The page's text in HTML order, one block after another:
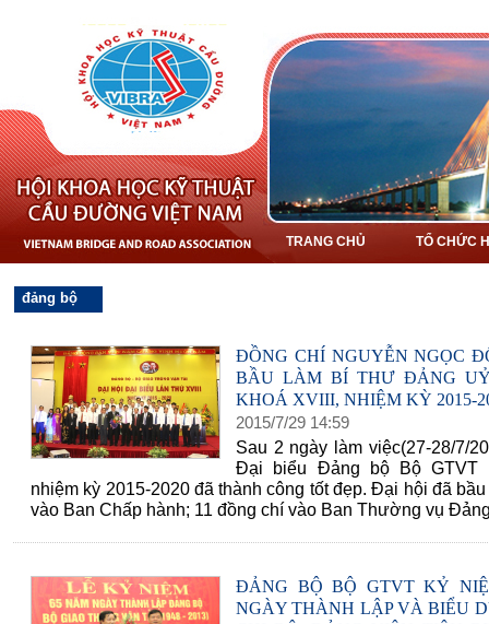
TRANG CHỦ TỔ CHỨC
đảng bộ
ĐỒNG CHÍ NGUYỄN NGỌC
BẦU LÀM BÍ THƯ ĐẢNG
KHOÁ XVIII, NHIỆM KỲ 2015-
2015/7/29 14:59
Sau 2 ngày làm việc(27-28/7/
Đại biểu Đảng bộ Bộ GTVT
nhiệm kỳ 2015-2020 đã thành công tốt đẹp. Đại hội đã
vào Ban Chấp hành; 11 đồng chí vào Ban Thường vụ
ĐẢNG BỘ BỘ GTVT KỶ
NGÀY THÀNH LẬP VÀ BIỂU